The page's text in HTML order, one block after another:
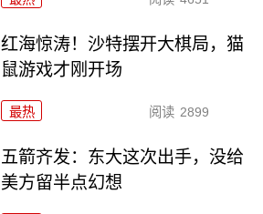
红海惊涛！沙特摆开大棋局，猫
鼠游戏才刚开场
最热 阅读 2899
五箭齐发：东大这次出手，没给
美方留半点幻想